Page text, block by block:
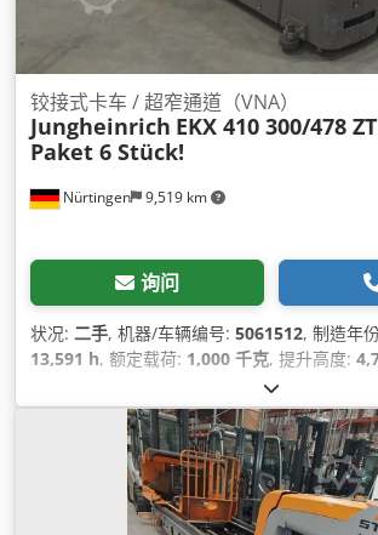
Nürtingen 9,519 km
铰接式卡车 / 超窄通道（VNA）
Jungheinrich EKX 410 300/478 ZT
Paket 6 Stück!
询问
状况: 二手, 机器/车辆编号: 5061512, 制造年
13,591 h, 额定载荷: 1,000 千克, 提升高度:
, 桅杆类型:
电压:48 V, 叉长:1,000 毫米,